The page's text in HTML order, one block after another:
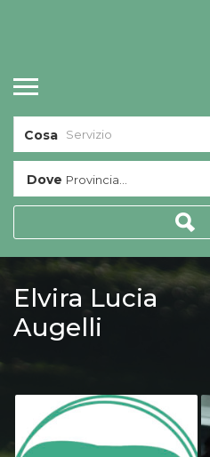
Cosa
Dove Provincia...
Elvira Lucia
Augelli